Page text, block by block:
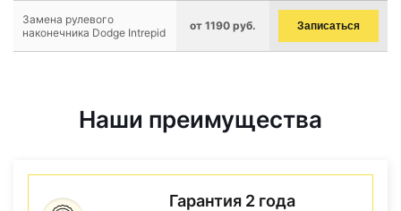
Замена рулевого
наконечника Dodge Intrepid
от 1190 руб. Записаться
Наши преимущества
Гарантия 2 года